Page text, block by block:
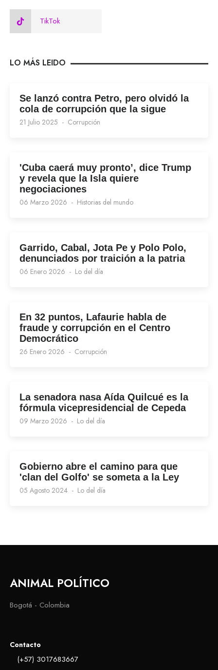
TikTok
LO MÁS LEIDO
Se lanzó contra Petro, pero olvidó la
cola de corrupción que la sigue
21 Julio 2025 Corrupción
'Cuba caerá muy pronto’, dice Trump
y revela que la Isla quiere
negociaciones
06 Marzo 2026 Historias del mundo
Garrido, Cabal, Jota Pe y Polo Polo,
denunciados por traición a la patria
06 Enero 2026 Lo del día
En 32 puntos, Lafaurie habla de
fraude y corrupción en el Centro
Democrático
26 Enero 2026 Corrupción
La senadora nasa Aída Quilcué es la
fórmula vicepresidencial de Cepeda
09 Marzo 2026 Lo del día
Gobierno abre el camino para que
'clan del Golfo' se someta a la Ley
05 Agosto 2024 Lo del día
ANIMAL POLÍTICO
Bogotá - Colombia
Contacto
(+57) 3017683667